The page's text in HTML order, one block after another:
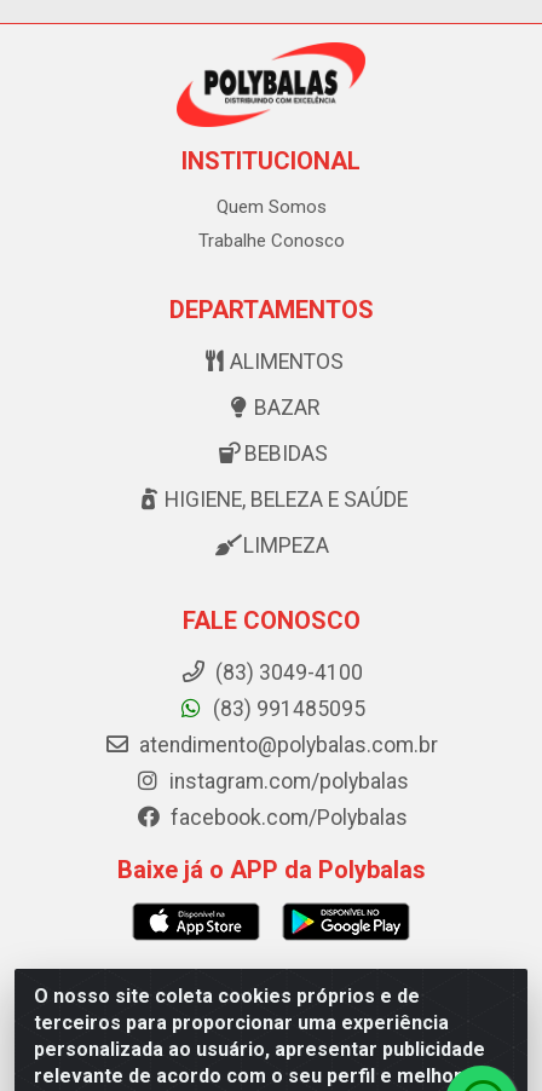
O nosso site coleta cookies próprios e de
terceiros para proporcionar uma experiência
personalizada ao usuário, apresentar publicidade
relevante de acordo com o seu perfil e melhorar a
INSTITUCIONAL
Quem Somos
Trabalhe Conosco
DEPARTAMENTOS
ALIMENTOS
BAZAR
BEBIDAS
HIGIENE, BELEZA E SAÚDE
LIMPEZA
FALE CONOSCO
(83) 3049-4100
(83) 991485095
atendimento@polybalas.com.br
instagram.com/polybalas
facebook.com/Polybalas
Baixe já o APP da Polybalas
Polybalas - Rua João Miguel de Souza, 173 Galpão B -
Ernesto Geisel, João Pessoa/PB - CEP 58.075-075 - CNPJ
00.909.327/0002-61